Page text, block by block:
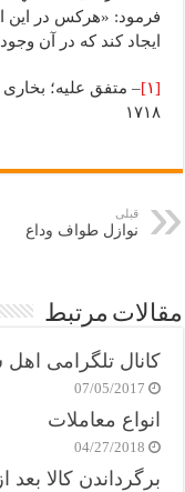
فرمود: «هرکس در این
ایجاد کند که در آن
[۱]
۱۷۱۸
قبلی
نوازل طواف وداع
مقالات مرتبط
کانال تلگرامی
07/05/2017
انواع معاملات
04/27/2018
برگرداندن کالا